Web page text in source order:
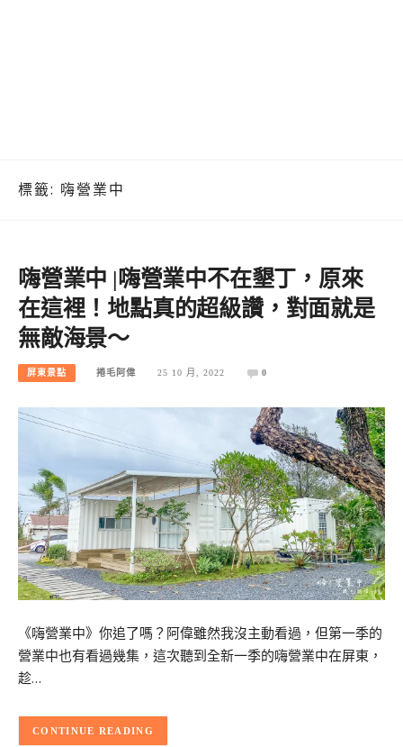
標籤: 嗨營業中
嗨營業中 |嗨營業中不在墾丁，原來
在這裡！地點真的超級讚，對面就是
無敵海景～
屏東景點 捲毛阿偉 25 10 月, 2022 0
《嗨營業中》你追了嗎？阿偉雖然我沒主動看過，但第一季的
營業中也有看過幾集，這次聽到全新一季的嗨營業中在屏東，
趁…
CONTINUE READING